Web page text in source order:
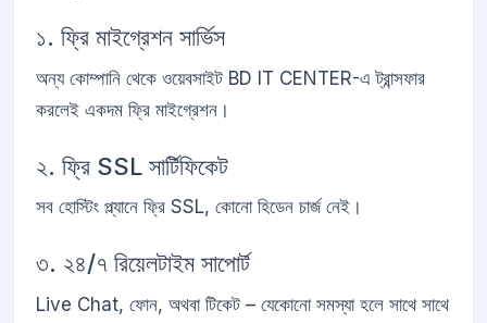
১. ফ্রি মাইগ্রেশন সার্ভিস
অন্য কোম্পানি থেকে ওয়েবসাইট BD IT CENTER-এ ট্রান্সফার
করলেই একদম ফ্রি মাইগ্রেশন।
২. ফ্রি SSL সার্টিফিকেট
সব হোস্টিং প্ল্যানে ফ্রি SSL, কোনো হিডেন চার্জ নেই।
৩. ২৪/৭ রিয়েলটাইম সাপোর্ট
Live Chat, ফোন, অথবা টিকেট – যেকোনো সমস্যা হলে সাথে সাথে